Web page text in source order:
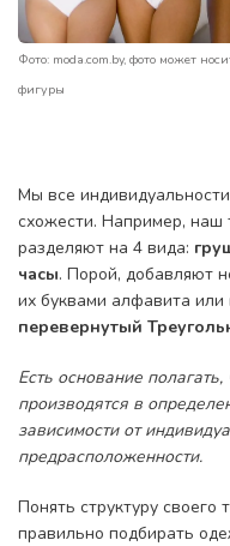
Фото: moda.com.by, фото может
фигуры
Мы все
схожести. Например, наш
разделяют на 4 вида:
часы. Порой, добавляют
их буквами алфавита
перевернутый
Есть основание
производятся в
зависимости от
предрасположенности.
Понять структуру
правильно подбирать